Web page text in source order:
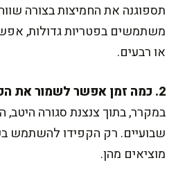
תספוגנה את החמיצות בצורה
משתמשים בפטריות גדולות,
או רבעים.
2. כמה זמן אפשר לשמור את הפטריות?
במקרר, בתוך צנצנת סגורה היטב,
שבועיים. רק הקפידו להשתמש
מוציאים מהן.